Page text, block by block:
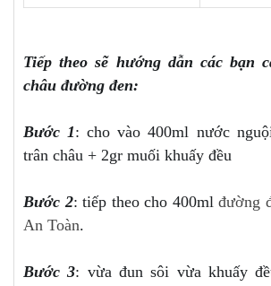
Tiếp theo sẽ hướng dẫn các bạn
châu đường đen:
Bước 1: cho vào 400ml nước
trân châu + 2gr muối khuấy đều
Bước 2: tiếp theo cho 400ml đường
An Toàn.
Bước 3: vừa đun sôi vừa khuấy